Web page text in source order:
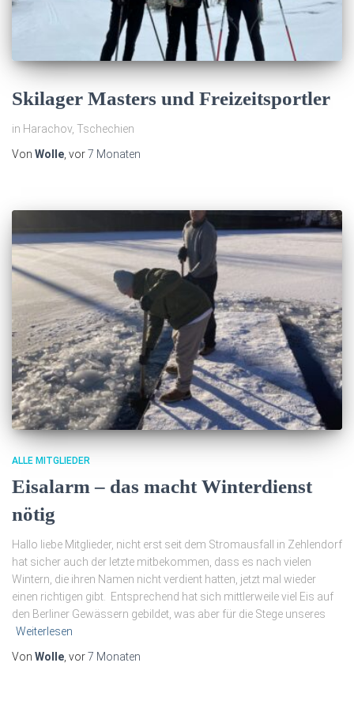
Skilager Masters und Freizeitsportler
in Harachov, Tschechien
Von Wolle , vor7 Monaten
ALLE MITGLIEDER
Eisalarm – das macht Winterdienst
nötig
Hallo liebe Mitglieder, nicht erst seit dem Stromausfall in Zehlendorf
hat sicher auch der letzte mitbekommen, dass es nach vielen
Wintern, die ihren Namen nicht verdient hatten, jetzt mal wieder
einen richtigen gibt. Entsprechend hat sich mittlerweile viel Eis auf
den Berliner Gewässern gebildet, was aber für die Stege unseres
Weiterlesen
Von Wolle, vor7 Monaten